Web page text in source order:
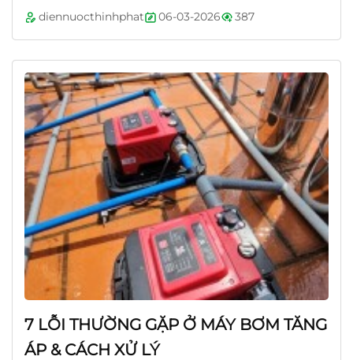
ngày tôi nghe tiếng máy bơm chạy...
diennuocthinhphat 06-03-2026 387
7 LỖI THƯỜNG GẶP Ở MÁY BƠM TĂNG
ÁP & CÁCH XỬ LÝ